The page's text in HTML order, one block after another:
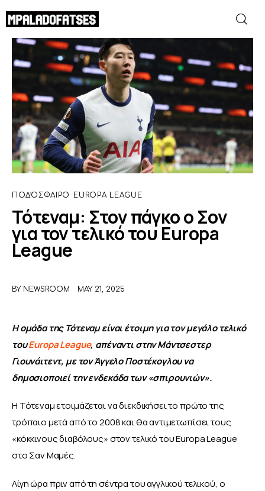
Τότεναμ: Στον πάγκο ο Σον για τον τελικό
του Europa League
SHARE POST
ΜΟΥΝΤΙΑΛ 2026
ΠΟΔΟΣΦΑΙΡΟ
ΜΠΑΣΚΕΤ
ΣΠΟΡ
BLOGS
ΑΦΙΕΡΩΜΑΤΑ
MEET THE TEAM
ΠΟΔΌΣΦΑΙΡΟ EUROPA LEAGUE
Τότεναμ: Στον πάγκο ο Σον
για τον τελικό του Europa
League
BY NEWSROOM MAY 21, 2025
H ομάδα της Τότεναμ είναι έτοιμη για τον μεγάλο τελικό
του Europa League, απέναντι στην Μάντσεστερ
Γιουνάιτεντ, με τον Άγγελο Ποστέκογλου να
δημοσιοποιεί την ενδεκάδα των «σπιρουνιών».
Η Τότεναμ ετοιμάζεται να διεκδικήσει το πρώτο της
τρόπαιο μετά από το 2008 και θα αντιμετωπίσει τους
«κόκκινους διαβόλους» στον τελικό του Europa League
στο Σαν Μαμές.
Λίγη ώρα πριν από τη σέντρα του αγγλικού τελικού, ο